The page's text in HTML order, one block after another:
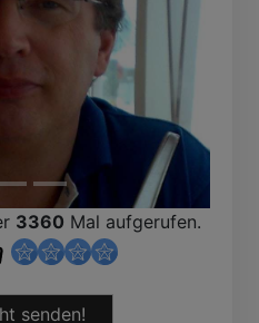
3360 Mal aufgerufen.
senden!